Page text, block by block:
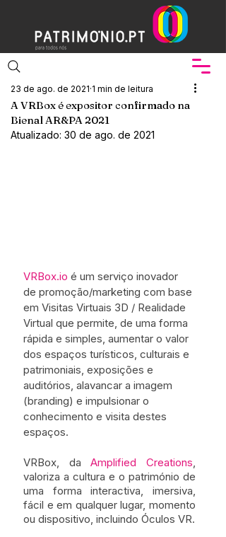
A VRBox é expositor confirmado na
Bienal AR&PA 2021
23 de ago. de 2021 1 min de leitura
Atualizado: 30 de ago. de 2021
VRBox.io é um serviço inovador
de promoção/marketing com base
em Visitas Virtuais 3D / Realidade
Virtual que permite, de uma forma
rápida e simples, aumentar o valor
dos espaços turísticos, culturais e
patrimoniais, exposições e
auditórios, alavancar a imagem
(branding) e impulsionar o
conhecimento e visita destes
espaços.
VRBox, da Amplified Creations,
valoriza a cultura e o património de
uma forma interactiva, imersiva,
fácil e em qualquer lugar, momento
ou dispositivo, incluindo Óculos VR.